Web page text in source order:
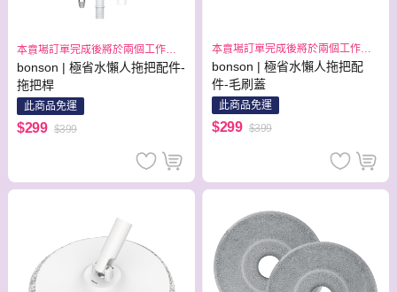
本賣場訂單完成後將於兩個工作日
bonson | 極省水懶人拖把配件-
拖把桿
此商品免運
$299 $399
本賣場訂單完成後將於兩個工作日
bonson | 極省水懶人拖把配
件-毛刷蓋
此商品免運
$299 $399